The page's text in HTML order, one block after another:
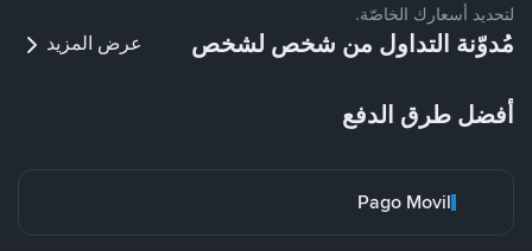
لتحديد أسعارك الخاصّة.
مُدوّنة التداول من شخص لشخص عرض المزيد
أفضل طرق الدفع
Pago Movil